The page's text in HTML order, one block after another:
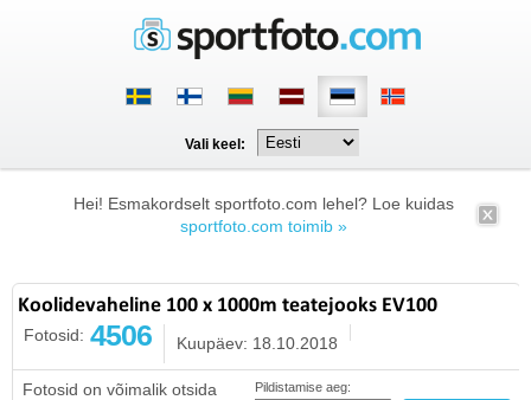
Vali keel:
Hei! Esmakordselt sportfoto.com lehel? Loe kuidas
sportfoto.com toimib »
Koolidevaheline 100 x 1000m teatejooks EV100
Fotosid: 4506 Kuupäev: 18.10.2018
Fotosid on võimalik otsida
Pildistamise aeg: